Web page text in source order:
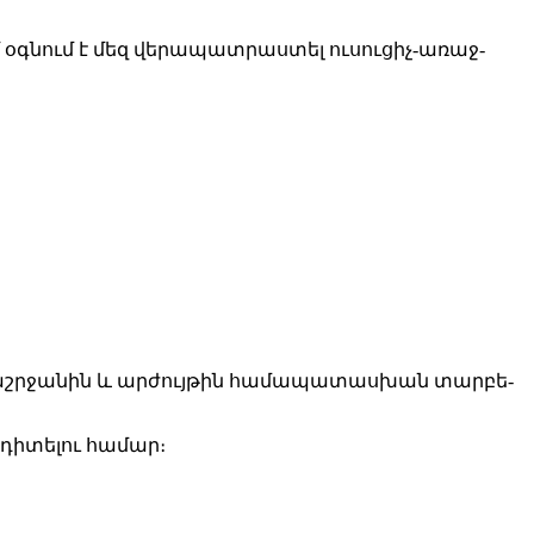
է մեզ վե­րա­պատ­րաս­տել ու­սու­ցիչ-ա­ռաջ­
և ար­ժույ­թին հա­մա­պա­տաս­խան տար­բե­
հա­մար։